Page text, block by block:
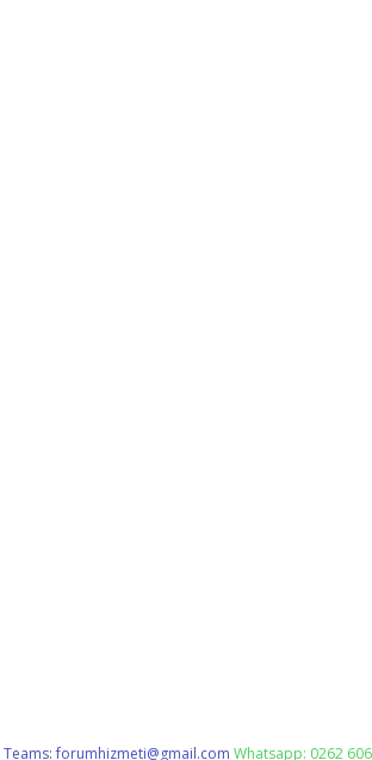
Teams:forumhizmeti@gmail.com Whatsapp: 0262